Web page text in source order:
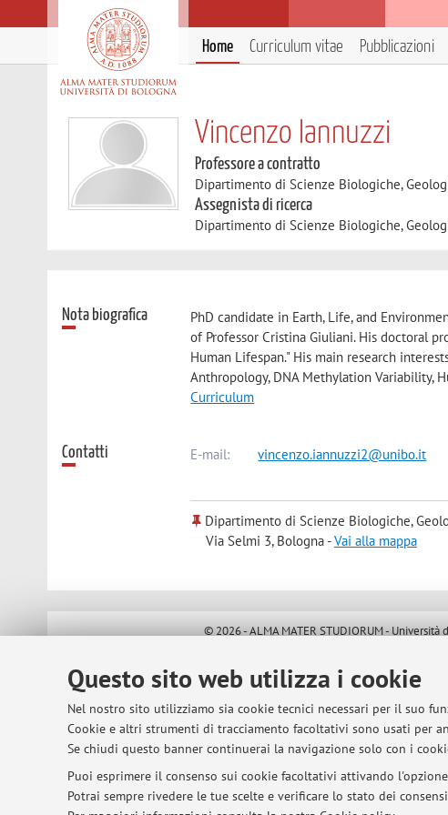
Questo sito web utilizza i cookie
Nel nostro sito utilizziamo sia cookie tecnici necessari per il suo
Cookie e altri strumenti di tracciamento facoltativi sono usati per
Se chiudi questo banner continuerai la navigazione solo con i
Puoi esprimere il consenso sui cookie facoltativi attivando
Potrai sempre rivedere le tue scelte e verificare lo stato dei
Home Curriculum vitae Pubblicazioni
Vincenzo Iannuzzi
Professore a contratto
Dipartimento di Scienze Biologiche,
Assegnista di ricerca
Dipartimento di Scienze Biologiche,
Nota biografica
PhD candidate in Earth, Life, and
of Professor Cristina Giuliani. His doctoral
Human Lifespan." His main research
Anthropology, DNA Methylation Variability,
Curriculum
Contatti E-mail: vincenzo.iannuzzi2@unibo.it
Dipartimento di Scienze Biologiche,
Via Selmi 3, Bologna -Vai alla mappa
© 2026 - ALMA MATER STUDIORUM -